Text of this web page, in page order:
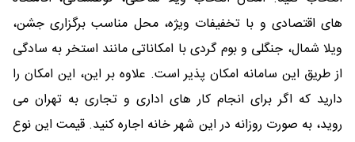
های اقتصادی و با تخفیفات ویژه، محل مناسب برگزاری جشن،
ویلا شمال، جنگلی و بوم گردی با امکاناتی مانند استخر به سادگی
از طریق این سامانه امکان پذیر است. علاوه بر این، این امکان را
دارید که اگر برای انجام کار های اداری و تجاری به تهران می
روید، به صورت روزانه در این شهر خانه اجاره کنید. قیمت این نوع